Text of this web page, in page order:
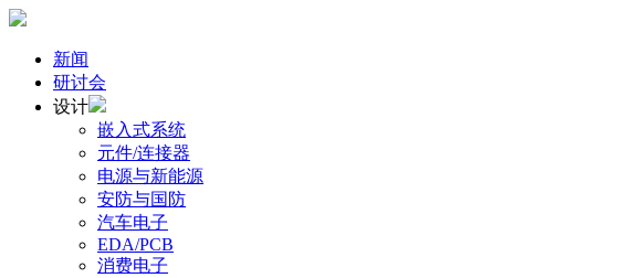
新闻
研讨会
设计
嵌入式系统
元件/连接器
电源与新能源
安防与国防
汽车电子
EDA/PCB
消费电子